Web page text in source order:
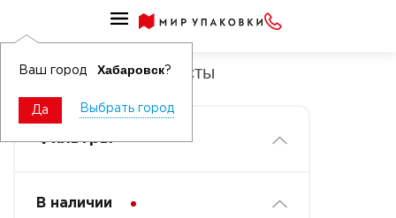
Ваш город Хабаровск?
Да Выбрать город
Подложки и гофролисты
Фильтры
В наличии